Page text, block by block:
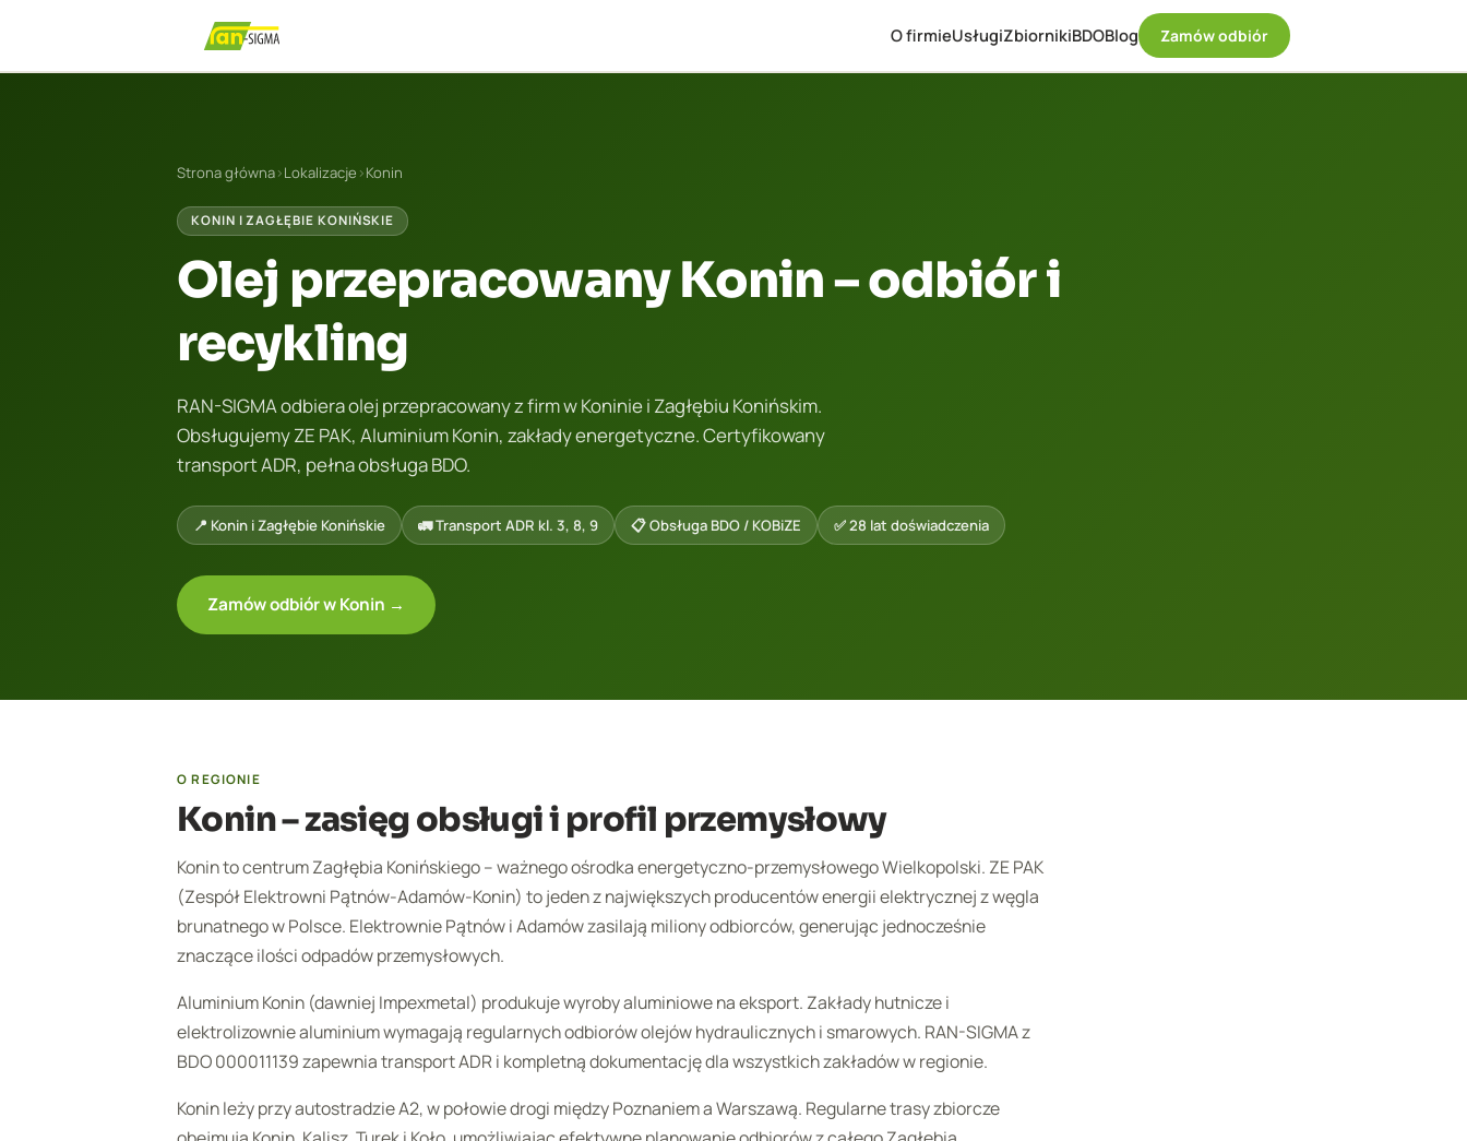
O firmieUsługiZbiornikiBDOBlog Zamów odbiór
Strona główna›Lokalizacje ›Konin
KONIN I ZAGŁĘBIE KONIŃSKIE
Olej przepracowany Konin – odbiór i
recykling
RAN-SIGMA odbiera olej przepracowany z firm w Koninie i Zagłębiu Konińskim.
Obsługujemy ZE PAK, Aluminium Konin, zakłady energetyczne. Certyfikowany
transport ADR, pełna obsługa BDO.
📍 Konin i Zagłębie Konińskie 🚛 Transport ADR kl. 3, 8, 9 📋 Obsługa BDO / KOBiZE ✅ 28 lat doświadczenia
Zamów odbiór w Konin →
O REGIONIE
Konin – zasięg obsługi i profil przemysłowy
Konin to centrum Zagłębia Konińskiego – ważnego ośrodka energetyczno-przemysłowego Wielkopolski. ZE PAK
(Zespół Elektrowni Pątnów-Adamów-Konin) to jeden z największych producentów energii elektrycznej z węgla
brunatnego w Polsce. Elektrownie Pątnów i Adamów zasilają miliony odbiorców, generując jednocześnie
znaczące ilości odpadów przemysłowych.
Aluminium Konin (dawniej Impexmetal) produkuje wyroby aluminiowe na eksport. Zakłady hutnicze i
elektrolizownie aluminium wymagają regularnych odbiorów olejów hydraulicznych i smarowych. RAN-SIGMA z
BDO 000011139 zapewnia transport ADR i kompletną dokumentację dla wszystkich zakładów w regionie.
Konin leży przy autostradzie A2, w połowie drogi między Poznaniem a Warszawą. Regularne trasy zbiorcze